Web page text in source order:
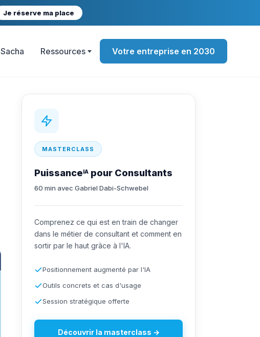
Je réserve ma place
Sacha Ressources Votre entreprise en 2030
MASTERCLASS
PuissanceIA pour Consultants
60 min avec Gabriel Dabi-Schwebel
Comprenez ce qui est en train de changer
dans le métier de consultant et comment en
sortir par le haut grâce à l'IA.
Positionnement augmenté par l'IA
Outils concrets et cas d'usage
Session stratégique offerte
Découvrir la masterclass →